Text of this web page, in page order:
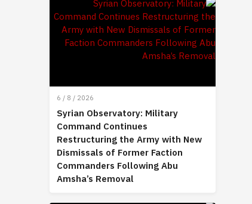
6 / 8 / 2026
Syrian Observatory: Military
Command Continues
Restructuring the Army with New
Dismissals of Former Faction
Commanders Following Abu
Amsha’s Removal